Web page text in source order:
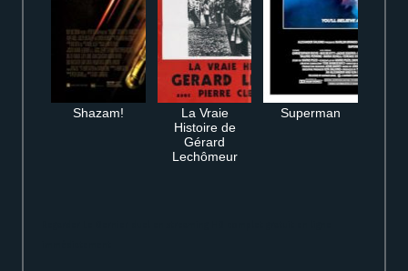
Shazam!
La Vraie
Histoire de
Gérard
Lechômeur
Superman